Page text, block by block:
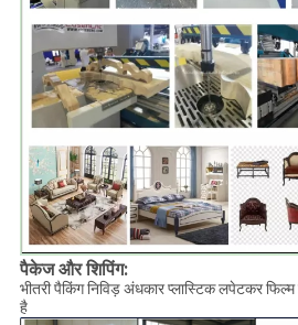
पैकेज और शिपिंग:
भीतरी पैकिंग निविड़ अंधकार प्लास्टिक लपेटकर
है